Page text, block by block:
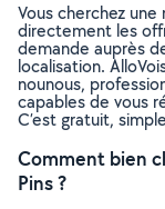
Vous cherchez
directement les
demande auprès
localisation.
nounous,
capables de vous
C’est gratuit,
Comment bien
Pins ?